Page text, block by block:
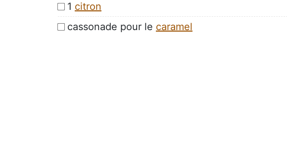
1 citron
cassonade pour le caramel